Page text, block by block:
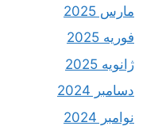
مارس 2025
فوریه 2025
ژانویه 2025
دسامبر 2024
نوامبر 2024